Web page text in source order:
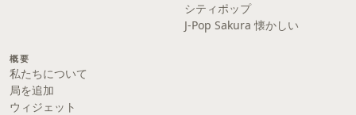
シティポップ
J-Pop Sakura 懐かしい
概要
私たちについて
局を追加
ウィジェット